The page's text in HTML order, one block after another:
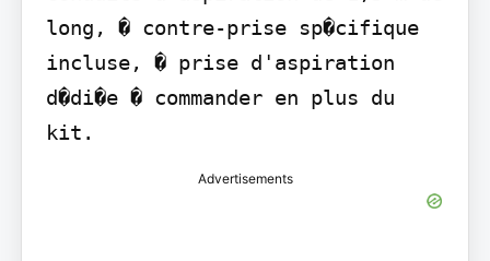
long, � contre-prise sp�cifique
incluse, � prise d'aspiration
d�di�e � commander en plus du
kit.
Advertisements